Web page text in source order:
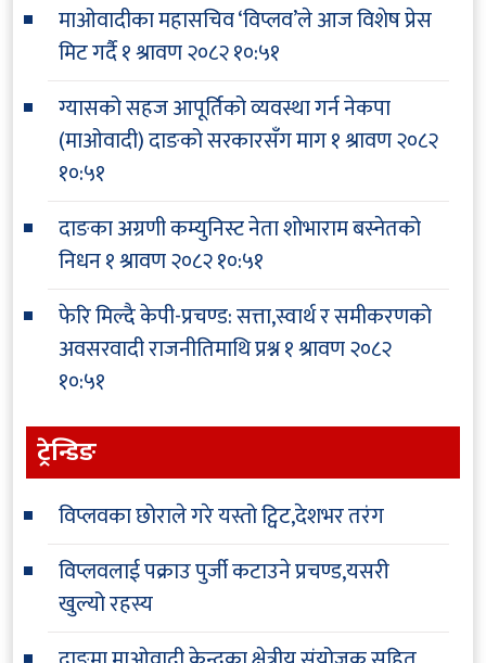
माओवादीका महासचिव ‘विप्लव’ले आज विशेष प्रेस
मिट गर्दै१ श्रावण २०८२ १०:५१
ग्यासको सहज आपूर्तिको व्यवस्था गर्न नेकपा
(माओवादी) दाङको सरकारसँग माग१ श्रावण २०८२
१०:५१
दाङका अग्रणी कम्युनिस्ट नेता शोभाराम बस्नेतको
निधन१ श्रावण २०८२ १०:५१
फेरि मिल्दै केपी-प्रचण्ड: सत्ता,स्वार्थ र समीकरणको
अवसरवादी राजनीतिमाथि प्रश्न१ श्रावण २०८२
१०:५१
ट्रेन्डिङ
विप्लवका छोराले गरे यस्तो ट्विट,देशभर तरंग
विप्लवलाई पक्राउ पुर्जी कटाउने प्रचण्ड,यसरी
खुल्यो रहस्य